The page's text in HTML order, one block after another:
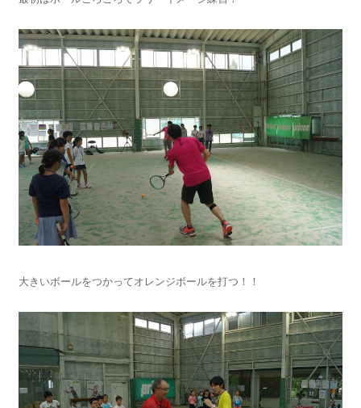
大きいボールをつかってオレンジボールを打つ！！